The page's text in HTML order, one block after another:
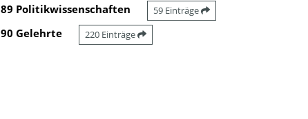
89 Politikwissenschaften 59 Einträge
90 Gelehrte 220 Einträge